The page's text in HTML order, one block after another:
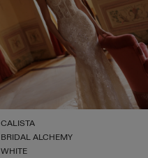
CALISTA
BRIDAL ALCHEMY
WHITE